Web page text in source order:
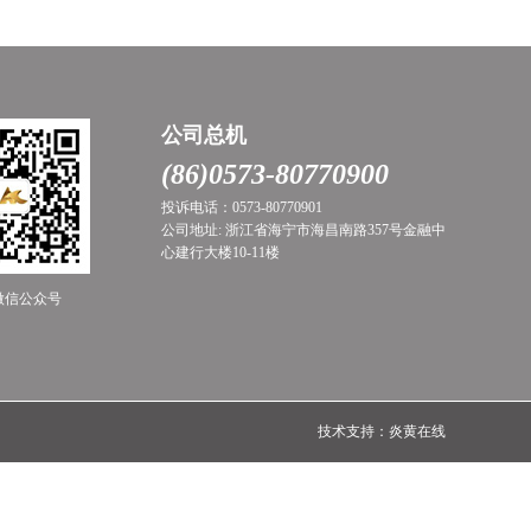
信公众号
公司总机
(86)0573-80770900
投诉电话：0573-80770901
公司地址: 浙江省海宁市海昌南路357号金融中
心建行大楼10-11楼
技术支持：炎黄在线